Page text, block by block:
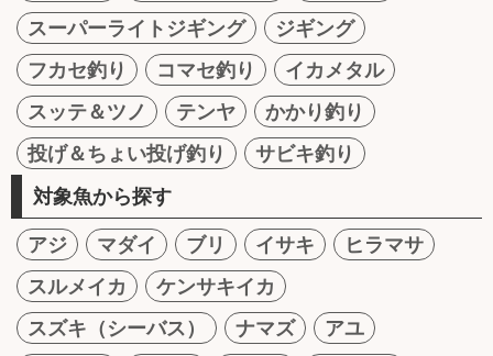
スーパーライトジギング
ジギング
フカセ釣り
コマセ釣り
イカメタル
スッテ＆ツノ
テンヤ
かかり釣り
投げ＆ちょい投げ釣り
サビキ釣り
対象魚から探す
アジ マダイ ブリ イサキ
ヒラマサ
スルメイカ
ケンサキイカ
スズキ（シーバス）
ナマズ
アユ